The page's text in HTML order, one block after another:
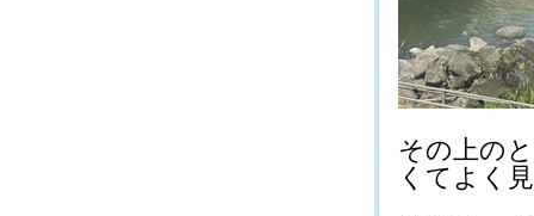
その上の
くてよく